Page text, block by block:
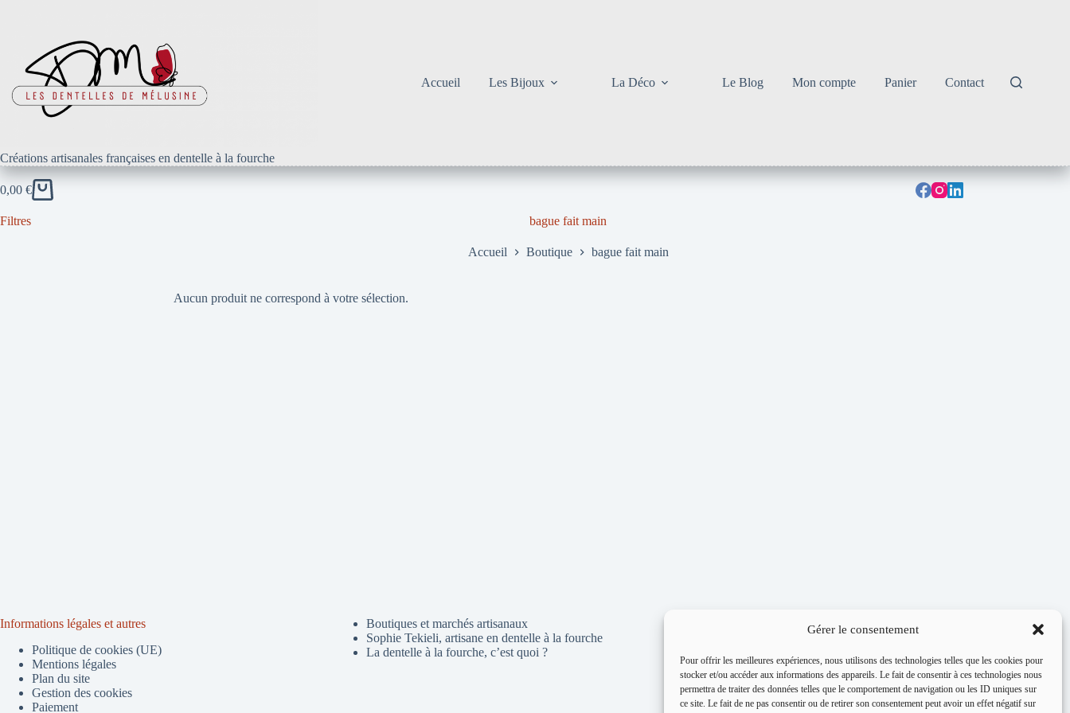
Gérer le consentement
Pour offrir les meilleures expériences, nous utilisons des technologies telles que les cookies pour
stocker et/ou accéder aux informations des appareils. Le fait de consentir à ces technologies nous
permettra de traiter des données telles que le comportement de navigation ou les ID uniques sur
ce site. Le fait de ne pas consentir ou de retirer son consentement peut avoir un effet négatif sur
Créations artisanales françaises en dentelle à la fourche
Accueil Les Bijoux La Déco Le Blog Mon compte Panier Contact
Panier
0,00 €
bague fait main
Accueil Boutique bague fait main
Aucun produit ne correspond à votre sélection.
Filtres
Informations légales et autres
Politique de cookies (UE)
Mentions légales
Plan du site
Gestion des cookies
Paiement
Boutiques et marchés artisanaux
Sophie Tekieli, artisane en dentelle à la fourche
La dentelle à la fourche, c’est quoi ?